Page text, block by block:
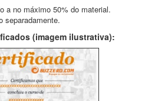
a no máximo 50% do material.
separadamente.
(imagem ilustrativa):